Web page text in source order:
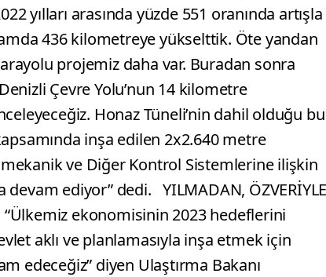
yılları arasında yüzde 551 oranında artışla
436 kilometreye yükselttik. Öte yandan
projemiz daha var. Buradan sonra
Çevre Yolu’nun 14 kilometre
Honaz Tüneli’nin dahil olduğu bu
inşa edilen 2x2.640 metre
ve Diğer Kontrol Sistemlerine ilişkin
ediyor” dedi. YILMADAN,
“Ülkemiz ekonomisinin 2023 hedeflerini
aklı ve planlamasıyla inşa etmek için
edeceğiz” diyen Ulaştırma Bakanı